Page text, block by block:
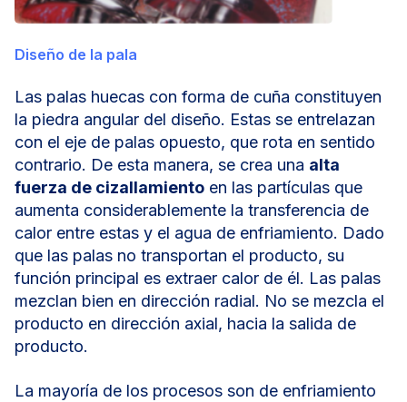
Diseño de la pala
Las palas huecas con forma de cuña constituyen
la piedra angular del diseño. Estas se entrelazan
con el eje de palas opuesto, que rota en sentido
contrario. De esta manera, se crea una alta
fuerza de cizallamiento en las partículas que
aumenta considerablemente la transferencia de
calor entre estas y el agua de enfriamiento. Dado
que las palas no transportan el producto, su
función principal es extraer calor de él. Las palas
mezclan bien en dirección radial. No se mezcla el
producto en dirección axial, hacia la salida de
producto.
La mayoría de los procesos son de enfriamiento